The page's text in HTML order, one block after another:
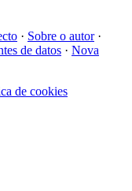
· Sobre o autor·
de datos · Nova
de cookies